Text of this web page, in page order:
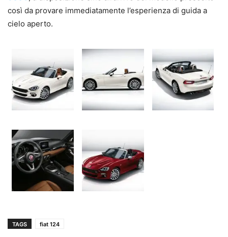
così da provare immediatamente l’esperienza di guida a
cielo aperto.
TAGS fiat 124